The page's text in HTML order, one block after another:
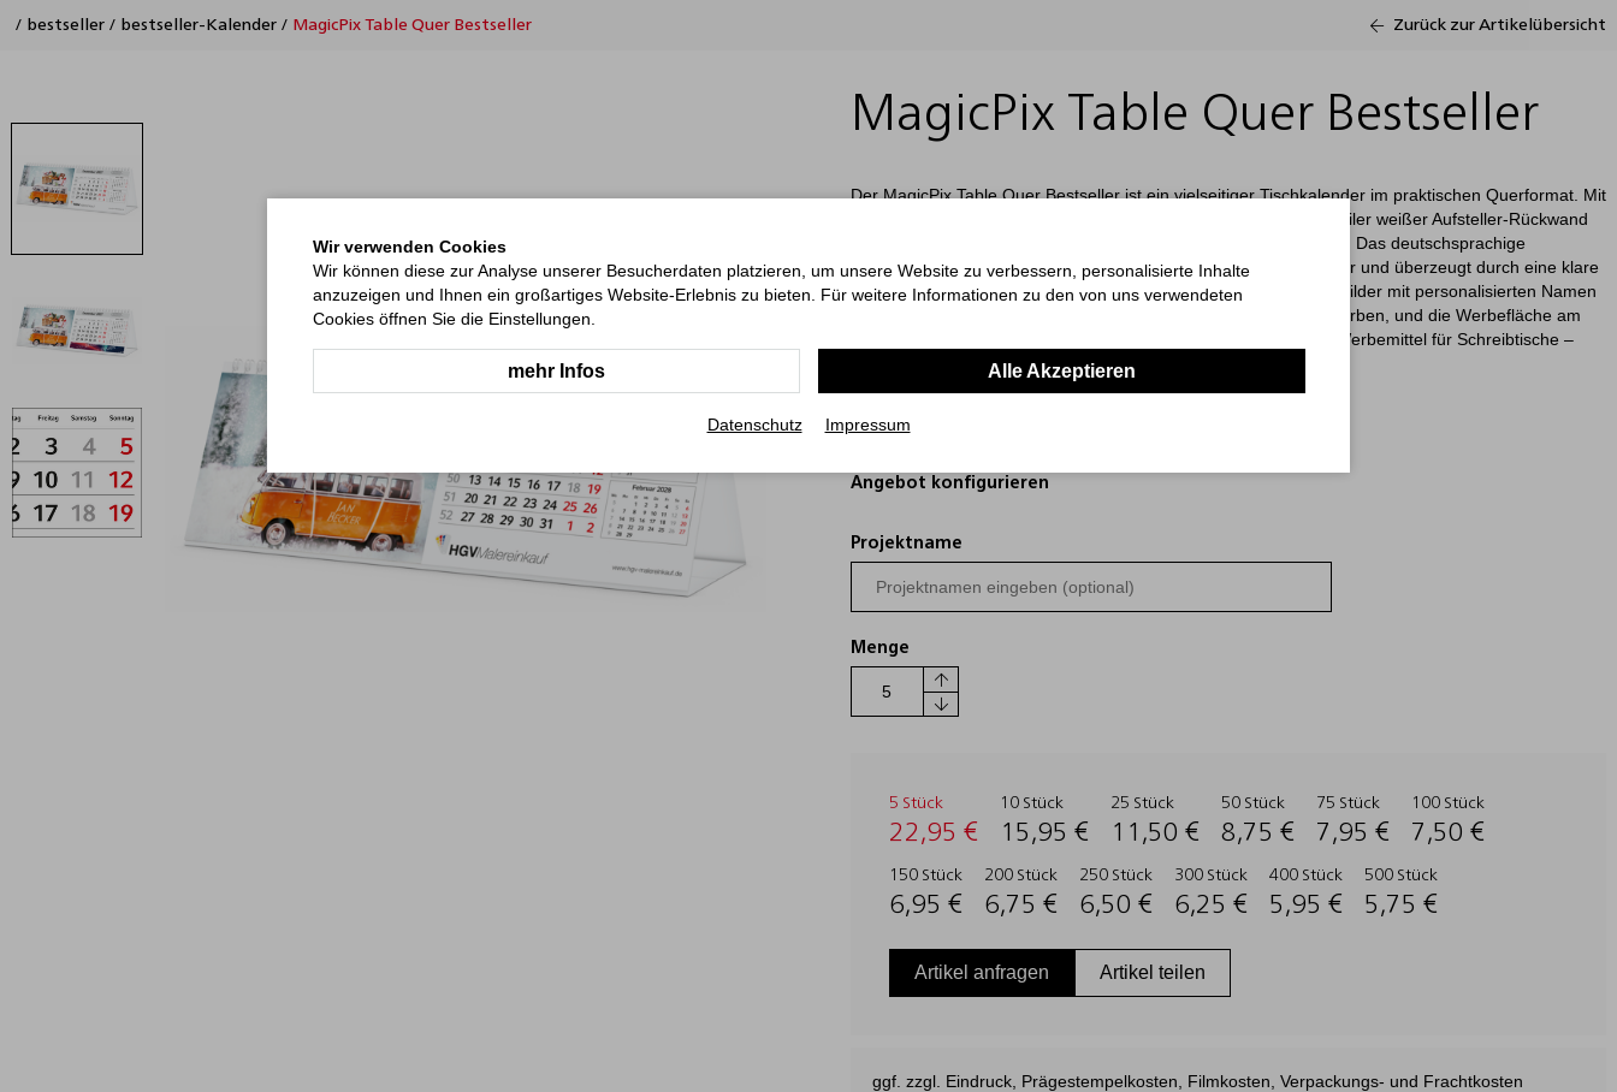
/ bestseller / bestseller-Kalender / MagicPix Table Quer Bestseller Zurück zur Artikelübersicht
MagicPix Table Quer Bestseller
Der MagicPix Table Quer Bestseller ist ein vielseitiger Tischkalender im praktischen Querformat. Mit
12 Monatsblättern, einem transparenten Foliendeckblatt und stabiler weißer Aufsteller-Rückwand
bietet er eine elegante Möglichkeit, die Marke in Szene zu setzen. Das deutschsprachige
Kalendarium hebt Sonn- und Feiertage in Rot (wie HKS 14) hervor und überzeugt durch eine klare
Gestaltung. Dank der MagicPix-Technologie können individuelle Bilder mit personalisierten Namen
integriert werden. Der hochwertige 4C-Druck sorgt für brillante Farben, und die Werbefläche am
Fuß jedes Blatts bietet Raum für die Markenbotschaft. Ideal als Werbemittel für Schreibtische –
„Made in Germany“.
Art.-Nr.: 00650002.BFSC
Angebot konfigurieren
Projektname
Menge
5 Stück
22,95 €
10 Stück
15,95 €
25 Stück
11,50 €
50 Stück
8,75 €
75 Stück
7,95 €
100 Stück
7,50 €
150 Stück
6,95 €
200 Stück
6,75 €
250 Stück
6,50 €
300 Stück
6,25 €
400 Stück
5,95 €
500 Stück
5,75 €
Artikel anfragen Artikel teilen
ggf. zzgl. Eindruck, Prägestempelkosten, Filmkosten, Verpackungs- und Frachtkosten
Wir verwenden Cookies
Wir können diese zur Analyse unserer Besucherdaten platzieren, um unsere Website zu verbessern, personalisierte Inhalte
anzuzeigen und Ihnen ein großartiges Website-Erlebnis zu bieten. Für weitere Informationen zu den von uns verwendeten
Cookies öffnen Sie die Einstellungen.
mehr Infos Alle Akzeptieren
Datenschutz Impressum